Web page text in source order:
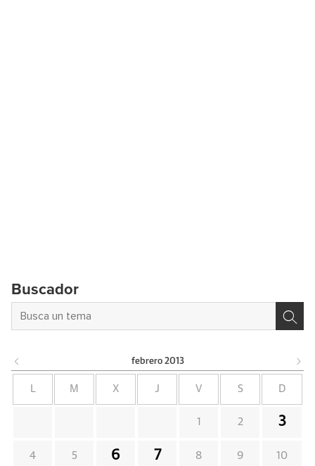
Buscador
febrero 2013
L M X J V S D
1 2 3
4 5 6 7 8 9 10